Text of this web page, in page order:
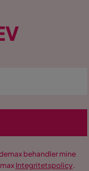
behandler mine
Integritetspolicy.